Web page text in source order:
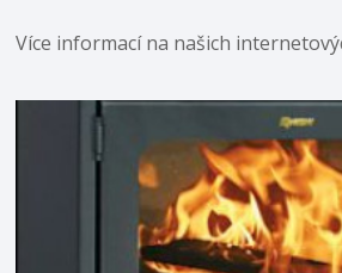
Více informací na našich